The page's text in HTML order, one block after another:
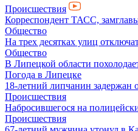
Происшествия
Корреспондент ТАСС,
Общество
На трех десятках улиц
Общество
В Липецкой области
Погода в Липецке
18-летний липчанин
Происшествия
Набросившегося на
Происшествия